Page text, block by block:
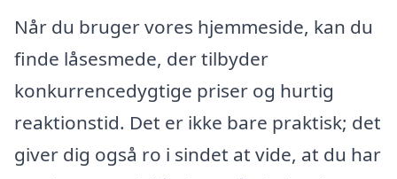
Når du bruger vores hjemmeside, kan du
finde låsesmede, der tilbyder
konkurrencedygtige priser og hurtig
reaktionstid. Det er ikke bare praktisk; det
giver dig også ro i sindet at vide, at du har